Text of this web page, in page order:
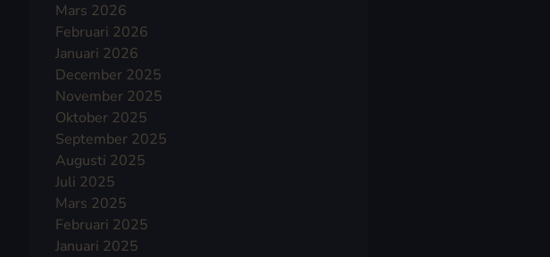
Mars 2026
Februari 2026
Januari 2026
December 2025
November 2025
Oktober 2025
September 2025
Augusti 2025
Juli 2025
Mars 2025
Februari 2025
Januari 2025